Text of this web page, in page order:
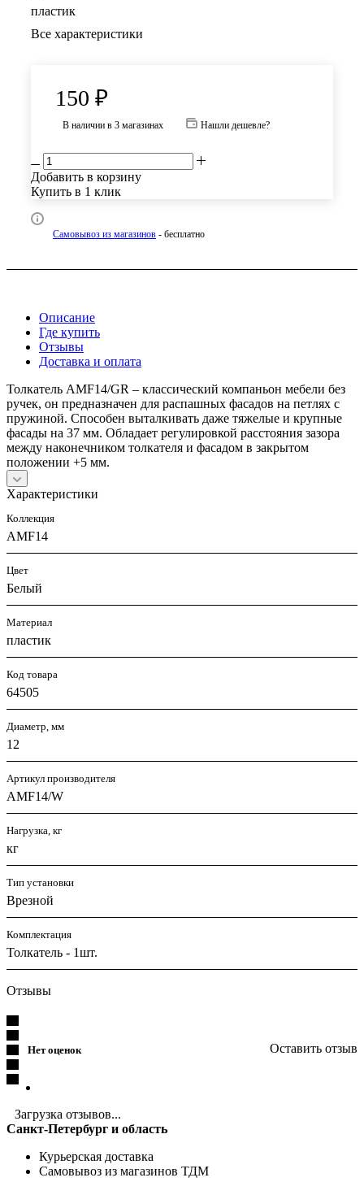
пластик
Все характеристики
150 ₽
В наличии в 3 магазинах Нашли дешевле?
Добавить в корзину
Купить в 1 клик
Самовывоз из магазинов - бесплатно
Описание
Где купить
Отзывы
Доставка и оплата
Толкатель AMF14/GR – классический компаньон мебели без
ручек, он предназначен для распашных фасадов на петлях с
пружиной. Способен выталкивать даже тяжелые и крупные
фасады на 37 мм. Обладает регулировкой расстояния зазора
между наконечником толкателя и фасадом в закрытом
положении +5 мм.
Характеристики
Коллекция
AMF14
Цвет
Белый
Материал
пластик
Код товара
64505
Диаметр, мм
12
Артикул производителя
AMF14/W
Нагрузка, кг
кг
Тип установки
Врезной
Комплектация
Толкатель - 1шт.
Отзывы
Нет оценок Оставить отзыв
Загрузка отзывов...
Санкт-Петербург и область
Курьерская доставка
Самовывоз из магазинов ТДМ